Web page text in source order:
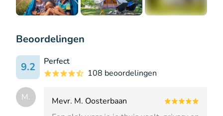
Beoordelingen
9.2
Perfect
108 beoordelingen
M.
Mevr. M. Oosterbaan